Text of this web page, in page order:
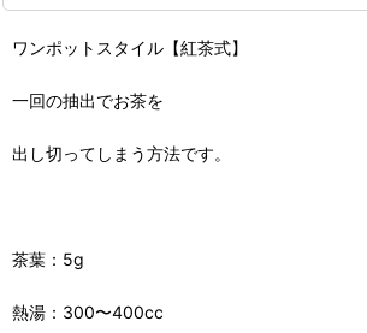
ワンポットスタイル【紅茶式】
一回の抽出でお茶を
出し切ってしまう方法です。
茶葉：5g
熱湯：300〜400cc